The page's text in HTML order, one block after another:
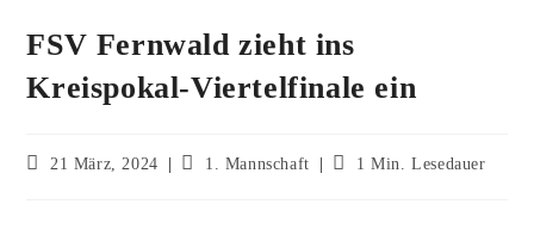
FSV Fernwald zieht ins
Kreispokal-Viertelfinale ein
21 März, 2024 1. Mannschaft 1 Min. Lesedauer